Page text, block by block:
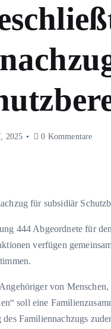
2025 0 Kommentare
für subsidiär
444 Abgeordnete für
verfügen
von
soll eine
Familiennachzugs